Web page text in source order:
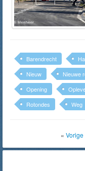
Barendrecht
Nieuw
Nieuwe
Opening
Rotondes
Weg
« Vorige